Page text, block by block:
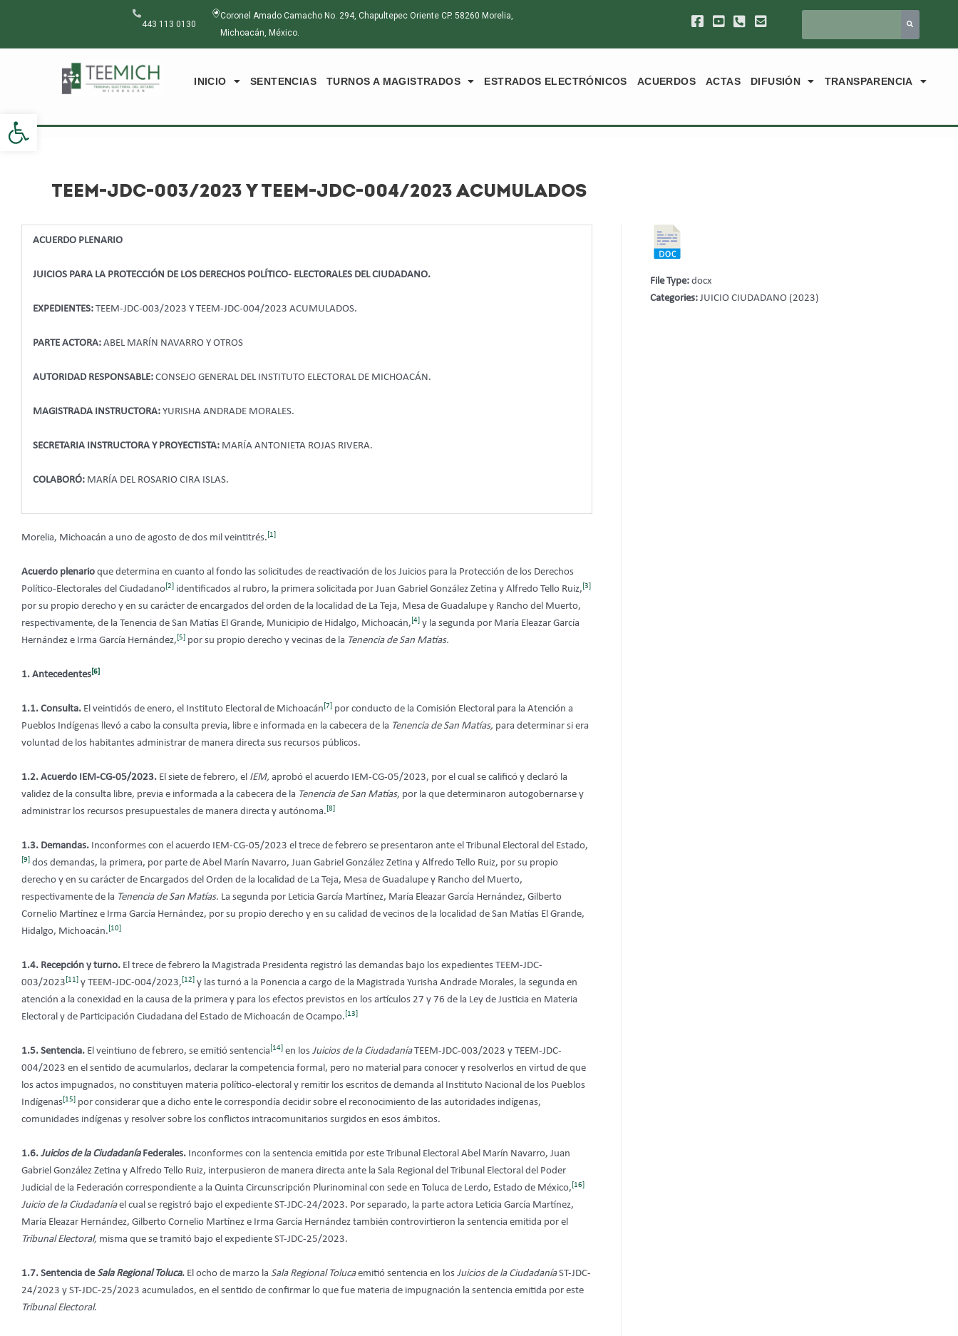
Abrir barra de herramientas
443 113 0130
Coronel Amado Camacho No. 294, Chapultepec Oriente CP. 58260 Morelia,
Michoacán, México.
INICIO SENTENCIAS TURNOS A MAGISTRADOS ESTRADOS ELECTRÓNICOS ACUERDOS ACTAS DIFUSIÓN TRANSPARENCIA
TEEM-JDC-003/2023 Y TEEM-JDC-004/2023 ACUMULADOS
ACUERDO PLENARIO
JUICIOS PARA LA PROTECCIÓN DE LOS DERECHOS POLÍTICO- ELECTORALES DEL CIUDADANO.
EXPEDIENTES: TEEM-JDC-003/2023 Y TEEM-JDC-004/2023 ACUMULADOS.
PARTE ACTORA: ABEL MARÍN NAVARRO Y OTROS
AUTORIDAD RESPONSABLE: CONSEJO GENERAL DEL INSTITUTO ELECTORAL DE MICHOACÁN.
MAGISTRADA INSTRUCTORA: YURISHA ANDRADE MORALES.
SECRETARIA INSTRUCTORA Y PROYECTISTA: MARÍA ANTONIETA ROJAS RIVERA.
COLABORÓ: MARÍA DEL ROSARIO CIRA ISLAS.
Morelia, Michoacán a uno de agosto de dos mil veintitrés. [1]
Acuerdo plenario que determina en cuanto al fondo las solicitudes de reactivación de los Juicios para la Protección de los Derechos
Político-Electorales del Ciudadano [2] identificados al rubro, la primera solicitada por Juan Gabriel González Zetina y Alfredo Tello Ruiz, [3]
por su propio derecho y en su carácter de encargados del orden de la localidad de La Teja, Mesa de Guadalupe y Rancho del Muerto,
respectivamente, de la Tenencia de San Matías El Grande, Municipio de Hidalgo, Michoacán, [4] y la segunda por María Eleazar García
Hernández e Irma García Hernández, [5] por su propio derecho y vecinas de la Tenencia de San Matías.
1. Antecedentes [6]
1.1. Consulta. El veintidós de enero, el Instituto Electoral de Michoacán [7]
por conducto de la Comisión Electoral para la Atención a
Pueblos Indígenas llevó a cabo la consulta previa, libre e informada en la cabecera de la Tenencia de San Matías, para determinar si era
voluntad de los habitantes administrar de manera directa sus recursos públicos.
1.2. Acuerdo IEM-CG-05/2023. El siete de febrero, el IEM, aprobó el acuerdo IEM-CG-05/2023, por el cual se calificó y declaró la
validez de la consulta libre, previa e informada a la cabecera de la Tenencia de San Matías, por la que determinaron autogobernarse y
administrar los recursos presupuestales de manera directa y autónoma. [8]
1.3. Demandas. Inconformes con el acuerdo IEM-CG-05/2023 el trece de febrero se presentaron ante el Tribunal Electoral del Estado,
[9]
dos demandas, la primera, por parte de Abel Marín Navarro, Juan Gabriel González Zetina y Alfredo Tello Ruiz, por su propio
derecho y en su carácter de Encargados del Orden de la localidad de La Teja, Mesa de Guadalupe y Rancho del Muerto,
respectivamente de la Tenencia de San Matías. La segunda por Leticia García Martínez, María Eleazar García Hernández, Gilberto
Cornelio Martínez e Irma García Hernández, por su propio derecho y en su calidad de vecinos de la localidad de San Matías El Grande,
Hidalgo, Michoacán. [10]
1.4. Recepción y turno. El trece de febrero la Magistrada Presidenta registró las demandas bajo los expedientes TEEM-JDC-
003/2023 [11] y TEEM-JDC-004/2023, [12]
y las turnó a la Ponencia a cargo de la Magistrada Yurisha Andrade Morales, la segunda en
atención a la conexidad en la causa de la primera y para los efectos previstos en los artículos 27 y 76 de la Ley de Justicia en Materia
Electoral y de Participación Ciudadana del Estado de Michoacán de Ocampo. [13]
1.5. Sentencia. El veintiuno de febrero, se emitió sentencia [14] en los Juicios de la CiudadaníaTEEM-JDC-003/2023 y TEEM-JDC-
004/2023 en el sentido de acumularlos, declarar la competencia formal, pero no material para conocer y resolverlos en virtud de que
los actos impugnados, no constituyen materia político-electoral y remitir los escritos de demanda al Instituto Nacional de los Pueblos
Indígenas [15]
por considerar que a dicho ente le correspondía decidir sobre el reconocimiento de las autoridades indígenas,
comunidades indígenas y resolver sobre los conflictos intracomunitarios surgidos en esos ámbitos.
1.6. Juicios de la CiudadaníaFederales. Inconformes con la sentencia emitida por este Tribunal Electoral Abel Marín Navarro, Juan
Gabriel González Zetina y Alfredo Tello Ruiz, interpusieron de manera directa ante la Sala Regional del Tribunal Electoral del Poder
Judicial de la Federación correspondiente a la Quinta Circunscripción Plurinominal con sede en Toluca de Lerdo, Estado de México, [16]
Juicio de la Ciudadaníael cual se registró bajo el expediente ST-JDC-24/2023. Por separado, la parte actora Leticia García Martínez,
María Eleazar Hernández, Gilberto Cornelio Martínez e Irma García Hernández también controvirtieron la sentencia emitida por el
Tribunal Electoral, misma que se tramitó bajo el expediente ST-JDC-25/2023.
1.7. Sentencia deSala Regional Toluca. El ocho de marzo la Sala Regional Tolucaemitió sentencia en los Juicios de la CiudadaníaST-JDC-
24/2023 y ST-JDC-25/2023 acumulados, en el sentido de confirmar lo que fue materia de impugnación la sentencia emitida por este
Tribunal Electoral.
File Type:docx
Categories:JUICIO CIUDADANO (2023)